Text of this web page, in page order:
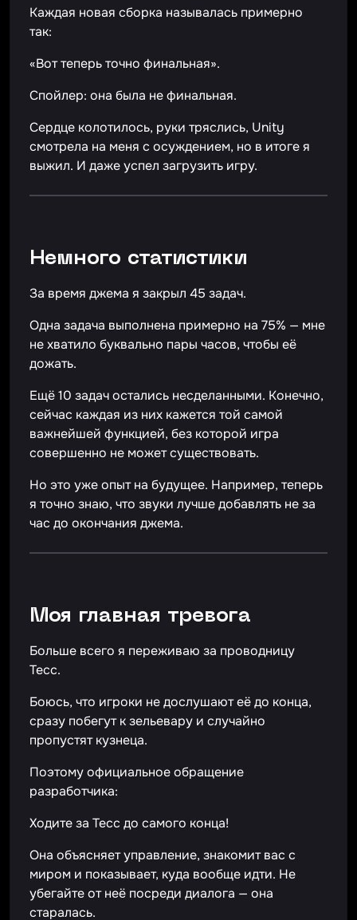
Каждая новая сборка называлась примерно
так:
«Вот теперь точно финальная».
Спойлер: она была не финальная.
Сердце колотилось, руки тряслись, Unity
смотрела на меня с осуждением, но в итоге я
выжил. И даже успел загрузить игру.
Немного статистики
За время джема я закрыл 45 задач.
Одна задача выполнена примерно на 75% — мне
не хватило буквально пары часов, чтобы её
дожать.
Ещё 10 задач остались несделанными. Конечно,
сейчас каждая из них кажется той самой
важнейшей функцией, без которой игра
совершенно не может существовать.
Но это уже опыт на будущее. Например, теперь
я точно знаю, что звуки лучше добавлять не за
час до окончания джема.
Моя главная тревога
Больше всего я переживаю за проводницу
Тесс.
Боюсь, что игроки не дослушают её до конца,
сразу побегут к зельевару и случайно
пропустят кузнеца.
Поэтому официальное обращение
разработчика:
Ходите за Тесс до самого конца!
Она объясняет управление, знакомит вас с
миром и показывает, куда вообще идти. Не
убегайте от неё посреди диалога — она
старалась.